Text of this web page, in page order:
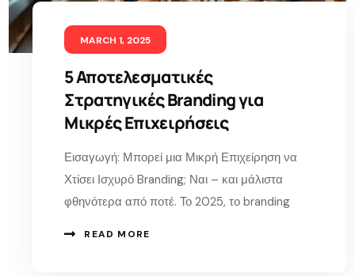
MARCH 1, 2025
5 Αποτελεσματικές
Στρατηγικές Branding για
Μικρές Επιχειρήσεις
Εισαγωγή: Μπορεί μια Μικρή Επιχείρηση να
Χτίσει Ισχυρό Branding; Ναι – και μάλιστα
φθηνότερα από ποτέ. Το 2025, το branding
READ MORE